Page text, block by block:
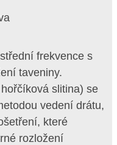
frekvence s
taveniny.
slitina) se
vedení drátu,
které
rozložení